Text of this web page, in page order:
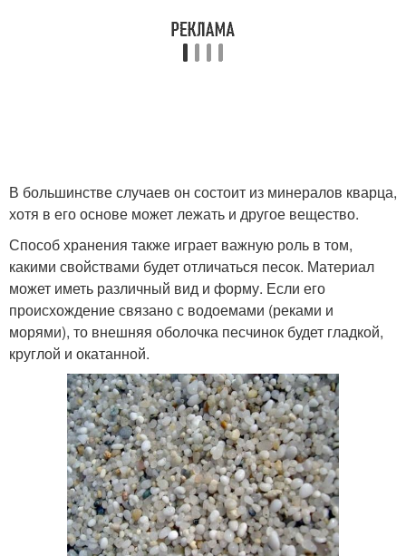
В большинстве случаев он состоит из минералов кварца,
хотя в его основе может лежать и другое вещество.
Способ хранения также играет важную роль в том,
какими свойствами будет отличаться песок. Материал
может иметь различный вид и форму. Если его
происхождение связано с водоемами (реками и
морями), то внешняя оболочка песчинок будет гладкой,
круглой и окатанной.